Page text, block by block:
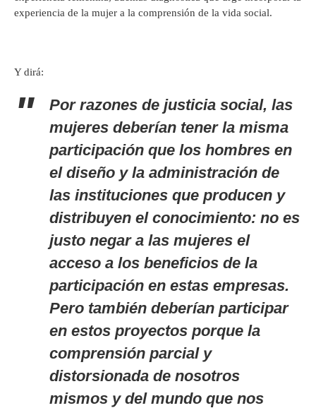
experiencia de la mujer a la comprensión de la vida social.
Y dirá:
Por razones de justicia social, las
mujeres deberían tener la misma
participación que los hombres en
el diseño y la administración de
las instituciones que producen y
distribuyen el conocimiento: no es
justo negar a las mujeres el
acceso a los beneficios de la
participación en estas empresas.
Pero también deberían participar
en estos proyectos porque la
comprensión parcial y
distorsionada de nosotros
mismos y del mundo que nos